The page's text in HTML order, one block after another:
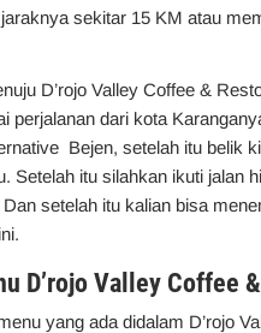
sekitar 15 KM atau
D’rojo Valley Coffee &
perjalanan dari kota
Bejen, setelah itu belik
Setelah itu silahkan ikuti jalan
setelah itu kalian bisa
D’rojo Valley Coffee
yang ada didalam D’rojo